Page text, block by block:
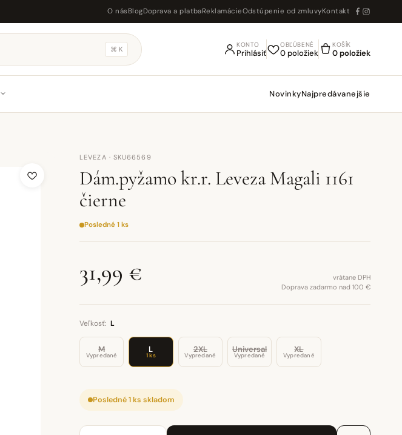
O nás BlogDoprava a platbaReklamácieOdstúpenie od zmluvyKontakt
⌘ K
KONTO
Prihlásiť
OBĽÚBENÉ
0 položiek
KOŠÍK
0 položiek
NovinkyNajpredávanejšie
LEVEZA · SKU66569
Dám.pyžamo kr.r. Leveza Magali 1161
čierne
Posledné 1 ks
31,99 €
vrátane DPH
Doprava zadarmo nad 100 €
Veľkosť: L
M
Vypredané
L
1 ks
2XL
Vypredané
Universal
Vypredané
XL
Vypredané
Posledné 1 ks skladom